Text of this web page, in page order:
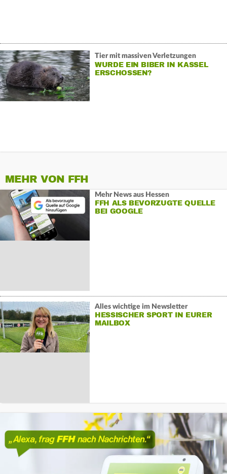
Tier mit massiven Verletzungen
WURDE EIN BIBER IN KASSEL
ERSCHOSSEN?
MEHR VON FFH
Mehr News aus Hessen
FFH ALS BEVORZUGTE QUELLE
BEI GOOGLE
Alles wichtige im Newsletter
HESSISCHER SPORT IN EURER
MAILBOX